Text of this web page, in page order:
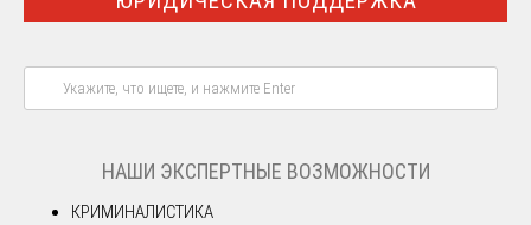
НАШИ ЭКСПЕРТНЫЕ ВОЗМОЖНОСТИ
КРИМИНАЛИСТИКА